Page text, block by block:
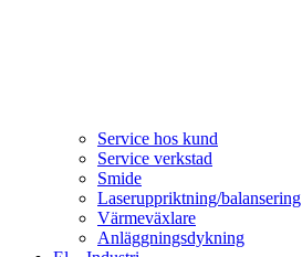
Service hos kund
Service verkstad
Smide
Laseruppriktning/balansering
Värmeväxlare
Anläggningsdykning